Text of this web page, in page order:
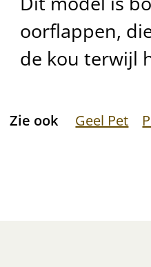
oorflappen,
de kou terwijl
Zie ook Geel Pet